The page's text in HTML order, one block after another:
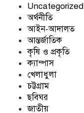
Uncategorized
অর্থনীতি
আইন-আদালত
আন্তর্জাতিক
কৃষি ও প্রকৃতি
ক্যাম্পাস
খেলাধুলা
চট্টগ্রাম
ছবিঘর
জাতীয়